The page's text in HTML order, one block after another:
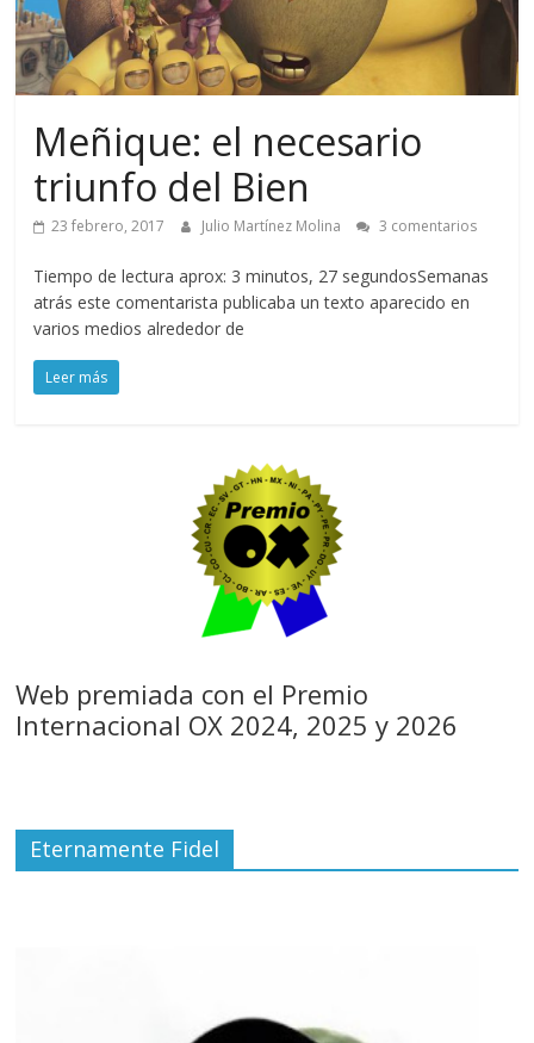
Meñique: el necesario
triunfo del Bien
23 febrero, 2017 Julio Martínez Molina 3 comentarios
Tiempo de lectura aprox: 3 minutos, 27 segundosSemanas
atrás este comentarista publicaba un texto aparecido en
varios medios alrededor de
Leer más
Web premiada con el Premio
Internacional OX 2024, 2025 y 2026
Eternamente Fidel